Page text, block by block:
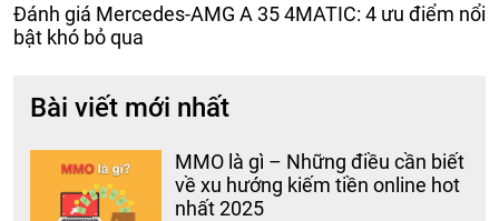
Đánh giá Mercedes-AMG A 35 4MATIC: 4 ưu điểm nổi
bật khó bỏ qua
Bài viết mới nhất
MMO là gì – Những điều cần biết
về xu hướng kiếm tiền online hot
nhất 2025